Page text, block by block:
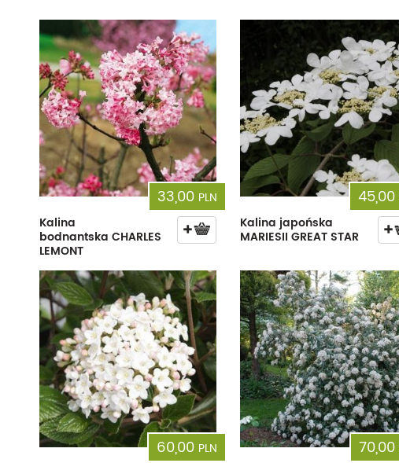
33,00 PLN
Kalina
bodnantska CHARLES
LEMONT
45,00
Kalina japońska
MARIESII GREAT STAR
60,00 PLN
70,00